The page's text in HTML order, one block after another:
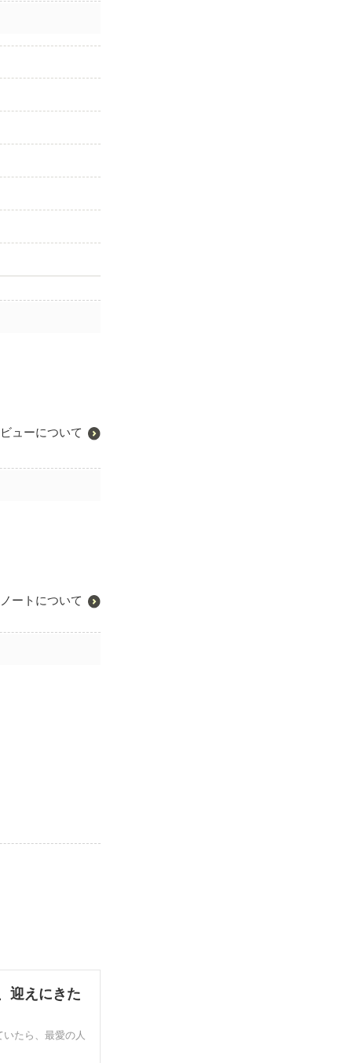
ューについて
ートについて
迎えにきた
たら、最愛の人